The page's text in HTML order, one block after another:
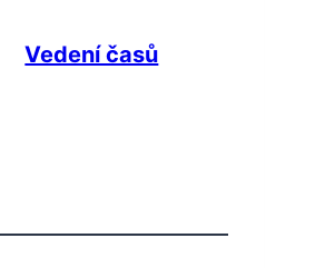
Vedení časů